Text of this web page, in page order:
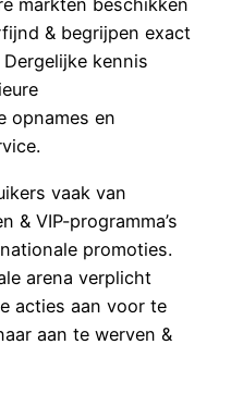
markten beschikken
& begrijpen exact
kennis
opnames en
vaak van
& VIP-programma’s
promoties.
arena verplicht
acties aan voor te
aan te werven &